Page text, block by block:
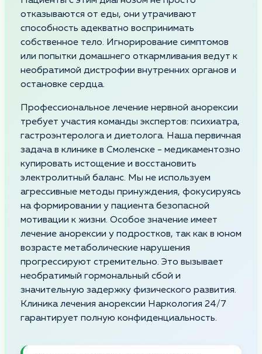
отказываются от еды, они утрачивают
способность адекватно воспринимать
собственное тело. Игнорирование симптомов
или попытки домашнего откармливания ведут к
необратимой дистрофии внутренних органов и
остановке сердца.
Профессиональное лечение нервной анорексии
требует участия команды экспертов: психиатра,
гастроэнтеролога и диетолога. Наша первичная
задача в клинике в Смоленске - медикаментозно
купировать истощение и восстановить
электролитный баланс. Мы не используем
агрессивные методы принуждения, фокусируясь
на формировании у пациента безопасной
мотивации к жизни. Особое значение имеет
лечение анорексии у подростков, так как в юном
возрасте метаболические нарушения
прогрессируют стремительно. Это вызывает
необратимый гормональный сбой и
значительную задержку физического развития.
Клиника лечения анорексии Наркология 24/7
гарантирует полную конфиденциальность.